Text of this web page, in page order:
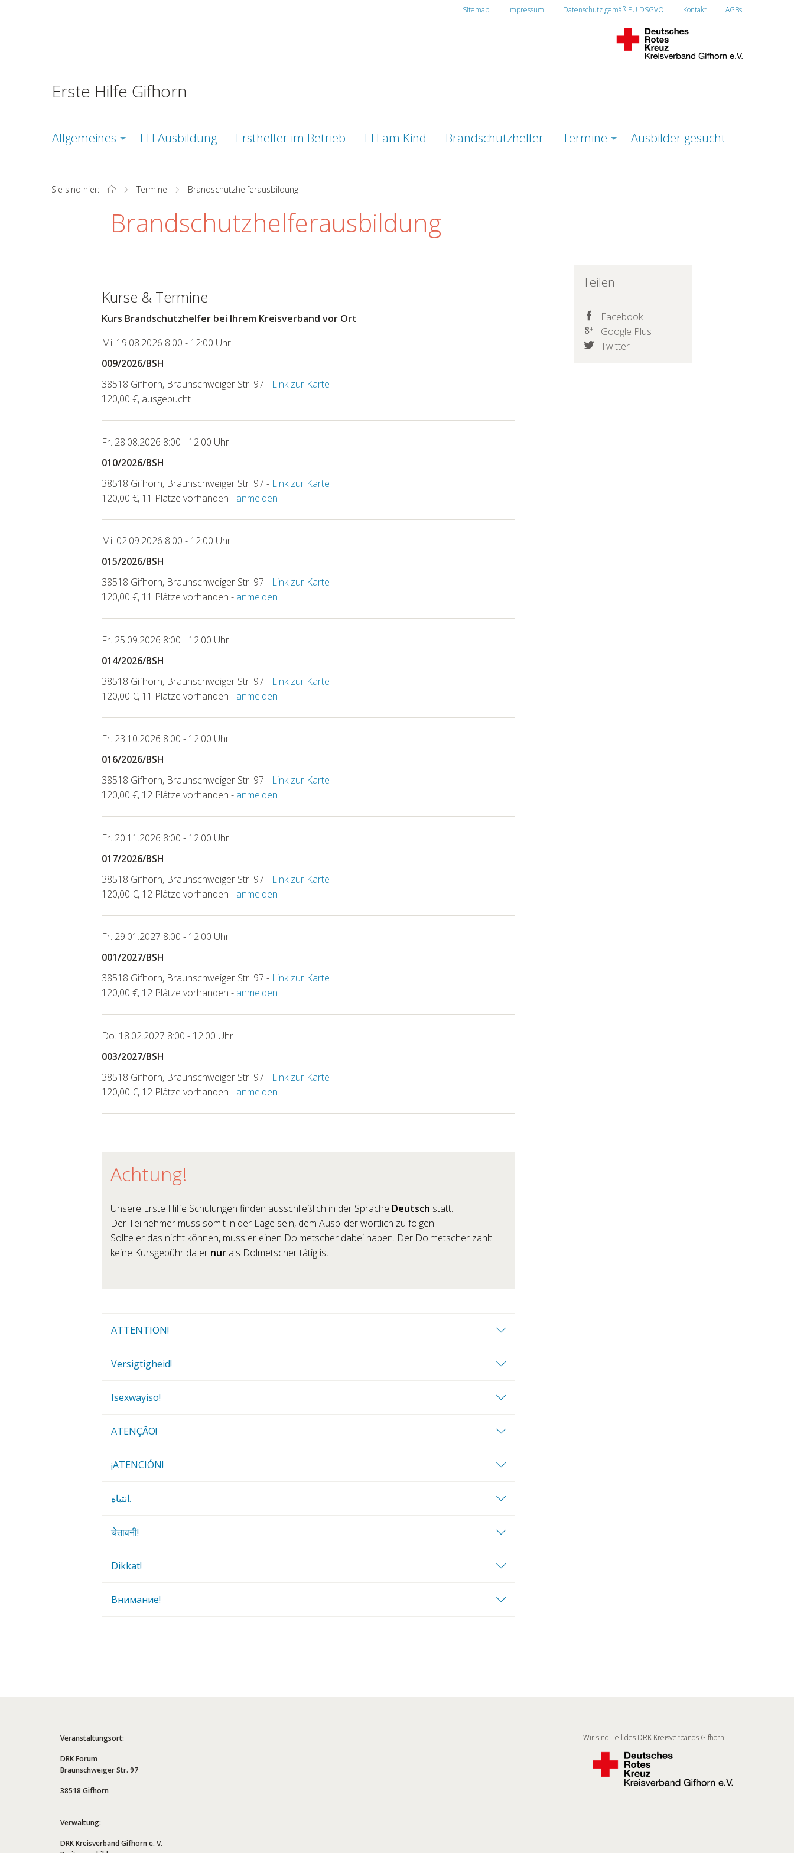
Sitemap Impressum Datenschutz gemäß EU DSGVO Kontakt AGBs
Erste Hilfe Gifhorn
Allgemeines EH Ausbildung Ersthelfer im Betrieb EH am Kind Brandschutzhelfer Termine Ausbilder gesucht
Sie sind hier: StartseiteTermine Aktuell:
Brandschutzhelferausbildung
Brandschutzhelferausbildung
Kurse & Termine
Kurs Brandschutzhelfer bei Ihrem Kreisverband vor Ort
Mi. 19.08.2026 8:00 - 12:00 Uhr
009/2026/BSH
38518 Gifhorn, Braunschweiger Str. 97 - Link zur Karte
120,00 €, ausgebucht
Fr. 28.08.2026 8:00 - 12:00 Uhr
010/2026/BSH
38518 Gifhorn, Braunschweiger Str. 97 - Link zur Karte
120,00 €, 11 Plätze vorhanden - anmelden
Mi. 02.09.2026 8:00 - 12:00 Uhr
015/2026/BSH
38518 Gifhorn, Braunschweiger Str. 97 - Link zur Karte
120,00 €, 11 Plätze vorhanden - anmelden
Fr. 25.09.2026 8:00 - 12:00 Uhr
014/2026/BSH
38518 Gifhorn, Braunschweiger Str. 97 - Link zur Karte
120,00 €, 11 Plätze vorhanden - anmelden
Fr. 23.10.2026 8:00 - 12:00 Uhr
016/2026/BSH
38518 Gifhorn, Braunschweiger Str. 97 - Link zur Karte
120,00 €, 12 Plätze vorhanden - anmelden
Fr. 20.11.2026 8:00 - 12:00 Uhr
017/2026/BSH
38518 Gifhorn, Braunschweiger Str. 97 - Link zur Karte
120,00 €, 12 Plätze vorhanden - anmelden
Fr. 29.01.2027 8:00 - 12:00 Uhr
001/2027/BSH
38518 Gifhorn, Braunschweiger Str. 97 - Link zur Karte
120,00 €, 12 Plätze vorhanden - anmelden
Do. 18.02.2027 8:00 - 12:00 Uhr
003/2027/BSH
38518 Gifhorn, Braunschweiger Str. 97 - Link zur Karte
120,00 €, 12 Plätze vorhanden - anmelden
Achtung!
Unsere Erste Hilfe Schulungen finden ausschließlich in der Sprache Deutsch statt.
Der Teilnehmer muss somit in der Lage sein, dem Ausbilder wörtlich zu folgen.
Sollte er das nicht können, muss er einen Dolmetscher dabei haben. Der Dolmetscher zahlt
keine Kursgebühr da er nurals Dolmetscher tätig ist.
ATTENTION!
Versigtigheid!
Isexwayiso!
ATENÇÃO!
¡ATENCIÓN!
انتباه.
चेतावनी!
Dikkat!
Внимание!
Teilen
Facebook
Google Plus
Twitter
Veranstaltungsort:
DRK Forum
Braunschweiger Str. 97
38518 Gifhorn
Verwaltung:
DRK Kreisverband Gifhorn e. V.
Wir sind Teil des DRK Kreisverbands Gifhorn